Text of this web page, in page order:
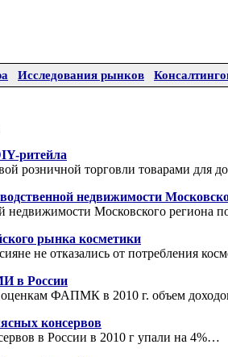
Исследования рынков
ритейла
розничной торговли товарами для
недвижимости
Московского региона
рынка косметики
не отказались от потребления
в России
ФАПМК в 2010 г. объем
консервов
в России в 2010 г упали на 4%…